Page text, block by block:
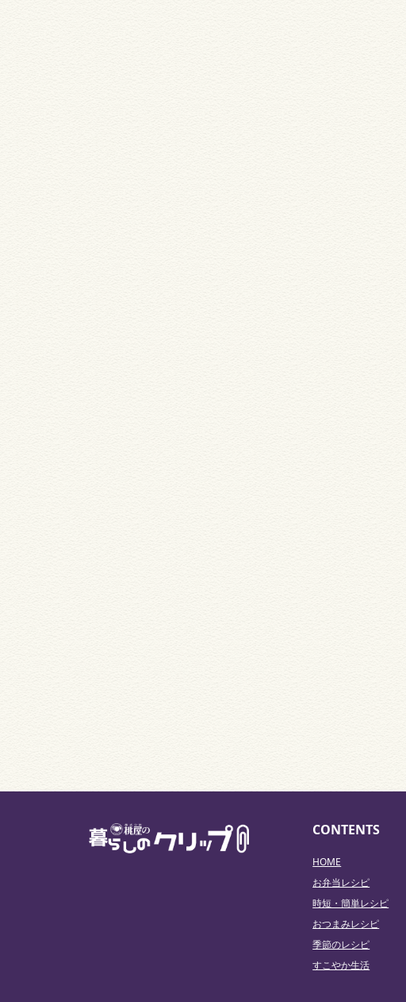
CONTENTS
HOME
お弁当レシピ
時短・簡単レシピ
おつまみレシピ
季節のレシピ
すこやか生活